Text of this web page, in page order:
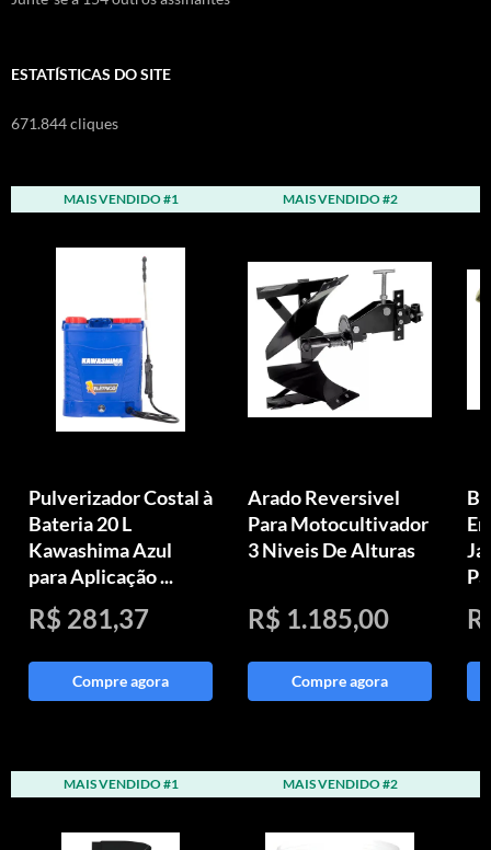
ESTATÍSTICAS DO SITE
671.844 cliques
MAIS VENDIDO #1
Pulverizador Costal à
Bateria 20 L
Kawashima Azul
para Aplicação ...
R$ 281,37
Compre agora
MAIS VENDIDO #2
Arado Reversivel
Para Motocultivador
3 Niveis De Alturas
R$ 1.185,00
Compre agora
MAIS VENDIDO #1 MAIS VENDIDO #2